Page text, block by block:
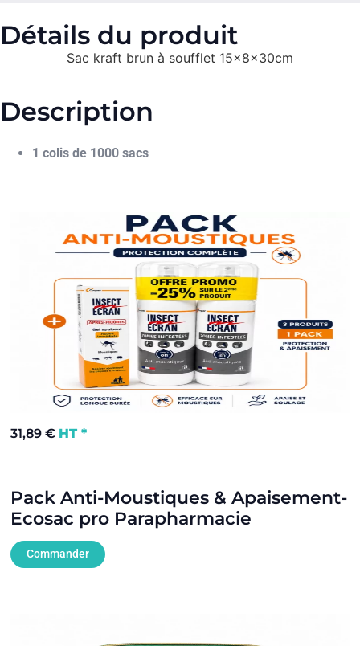
Détails du produit
Sac kraft brun à soufflet 15x8x30cm
Description
1 colis de 1000 sacs
31,89€ HT *
Pack Anti-Moustiques & Apaisement-
Ecosac pro Parapharmacie
Commander